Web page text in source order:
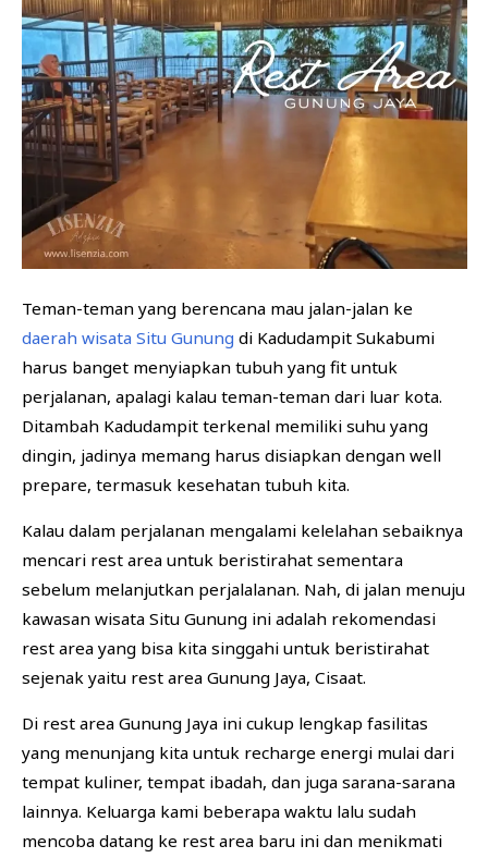
ISLAMPEDIA
PENDIDIKAN
BISNIS
FINANSIAL
KESEHATAN
Teman-teman yang berencana mau jalan-jalan ke
daerah wisata Situ Gunung di Kadudampit Sukabumi
harus banget menyiapkan tubuh yang fit untuk
perjalanan, apalagi kalau teman-teman dari luar kota.
Ditambah Kadudampit terkenal memiliki suhu yang
dingin, jadinya memang harus disiapkan dengan well
prepare, termasuk kesehatan tubuh kita.
Kalau dalam perjalanan mengalami kelelahan sebaiknya
mencari rest area untuk beristirahat sementara
sebelum melanjutkan perjalalanan. Nah, di jalan menuju
kawasan wisata Situ Gunung ini adalah rekomendasi
rest area yang bisa kita singgahi untuk beristirahat
sejenak yaitu rest area Gunung Jaya, Cisaat.
Di rest area Gunung Jaya ini cukup lengkap fasilitas
yang menunjang kita untuk recharge energi mulai dari
tempat kuliner, tempat ibadah, dan juga sarana-sarana
lainnya. Keluarga kami beberapa waktu lalu sudah
mencoba datang ke rest area baru ini dan menikmati